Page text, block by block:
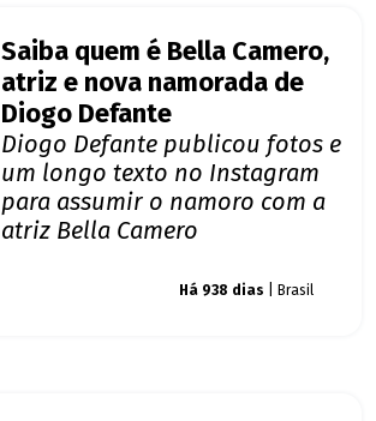
Saiba quem é Bella Camero,
atriz e nova namorada de
Diogo Defante
Diogo Defante publicou fotos e
um longo texto no Instagram
para assumir o namoro com a
atriz Bella Camero
Há 938 dias | Brasil